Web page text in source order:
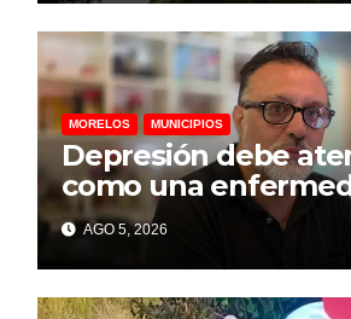
MORELOS MUNICIPIOS
Depresión debe
como una
mental para prevenir
suicidio: psicólogo
AGO 5, 2026